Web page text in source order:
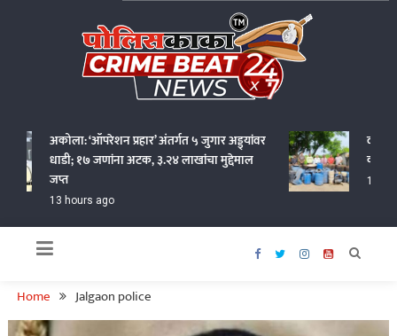
अकोला: ‘ऑपरेशन प्रहार’ अंतर्गत ५ जुगार अड्ड्यांवर
धाडी; १७ जणांना अटक, ३.२४ लाखांचा मुद्देमाल
जप्त
13 hours ago
वर्धा
कोटींचा
15 hours
Home Jalgaon police